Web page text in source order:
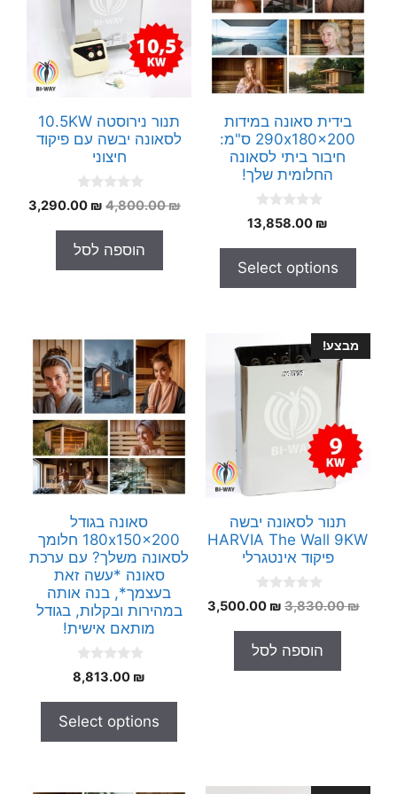
בידית סאונה במידות
290x180x200 ס"מ:
חיבור ביתי לסאונה
החלומית שלך!
0
o
o
5
13,858.00 ₪
Select options
תנור נירוסטה 10.5KW
לסאונה יבשה עם פיקוד
חיצוני
0
o
o
5
4,800.00₪
המחיר
היה:
4,800.00 ₪.
3,290.00 ₪
הוספה לסל
מבצע!
תנור לסאונה יבשה
HARVIA The Wall 9KW
פיקוד אינטגרלי
0
o
o
5
3,830.00₪
המחיר
היה:
3,830.00 ₪.
3,500.00 ₪
המחיר
הוספה לסל
סאונה בגודל
180x150x200 חלומך
לסאונה משלך? עם ערכת
סאונה *עשה זאת
בעצמך*, בנה אותה
במהירות ובקלות, בגודל
מותאם אישית!
o
o
5
8,813.00 ₪
Select options